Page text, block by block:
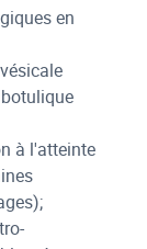
en
à l'atteinte